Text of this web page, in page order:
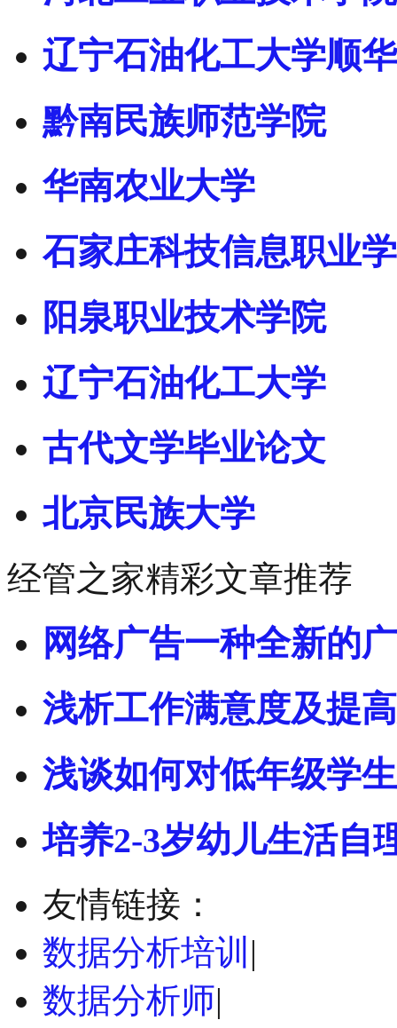
辽宁石油化工大学顺
黔南民族师范学院
华南农业大学
石家庄科技信息职业
阳泉职业技术学院
辽宁石油化工大学
古代文学毕业论文
北京民族大学
经管之家精彩文章推荐
网络广告一种全新的
浅析工作满意度及提
浅谈如何对低年级学
培养2-3岁幼儿生活自
友情链接：
数据分析培训 |
数据分析师|